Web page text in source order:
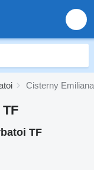
Cisterny
TF